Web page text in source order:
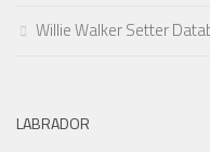
Willie Walker Setter
LABRADOR